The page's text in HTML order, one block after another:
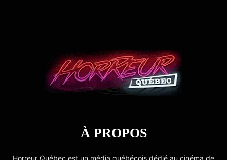
À PROPOS
Horreur Québec est un média québécois dédié au cinéma de